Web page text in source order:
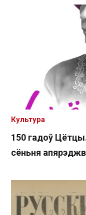
150 гадоў
сёньня
Культура